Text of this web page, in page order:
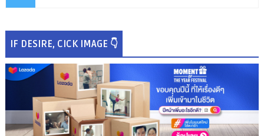
IF DESIRE, CICK IMAGE 👇